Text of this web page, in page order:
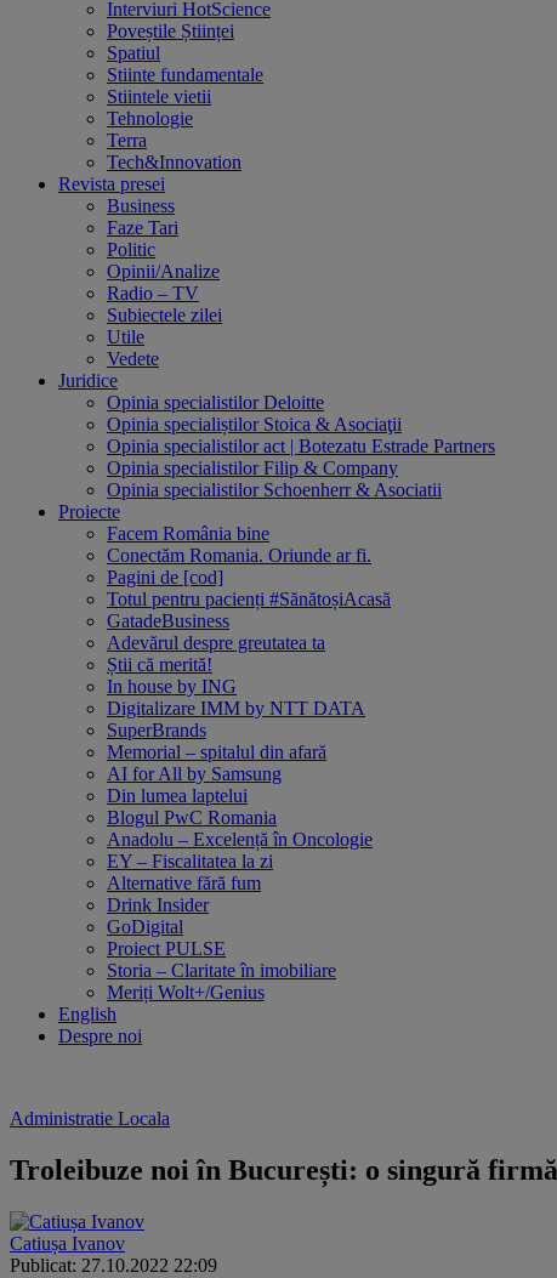
Interviuri HotScience
Poveștile Științei
Spatiul
Stiinte fundamentale
Stiintele vietii
Tehnologie
Terra
Tech&Innovation
Revista presei
Business
Faze Tari
Politic
Opinii/Analize
Radio – TV
Subiectele zilei
Utile
Vedete
Juridice
Opinia specialistilor Deloitte
Opinia specialiștilor Stoica & Asociaţii
Opinia specialistilor act | Botezatu Estrade Partners
Opinia specialistilor Filip & Company
Opinia specialistilor Schoenherr & Asociatii
Proiecte
Facem România bine
Conectăm Romania. Oriunde ar fi.
Pagini de [cod]
Totul pentru pacienți #SănătoșiAcasă
GatadeBusiness
Adevărul despre greutatea ta
Știi că merită!
In house by ING
Digitalizare IMM by NTT DATA
SuperBrands
Memorial – spitalul din afară
AI for All by Samsung
Din lumea laptelui
Blogul PwC Romania
Anadolu – Excelență în Oncologie
EY – Fiscalitatea la zi
Alternative fără fum
Drink Insider
GoDigital
Proiect PULSE
Storia – Claritate în imobiliare
Meriți Wolt+/Genius
English
Despre noi
Administratie Locala
Troleibuze noi în București: o singură
Catiușa Ivanov
Publicat: 27.10.2022 22:09